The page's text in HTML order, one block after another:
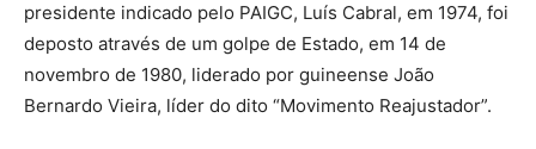
presidente indicado pelo PAIGC, Luís Cabral, em 1974, foi
deposto através de um golpe de Estado, em 14 de
novembro de 1980, liderado por guineense João
Bernardo Vieira, líder do dito “Movimento Reajustador”.